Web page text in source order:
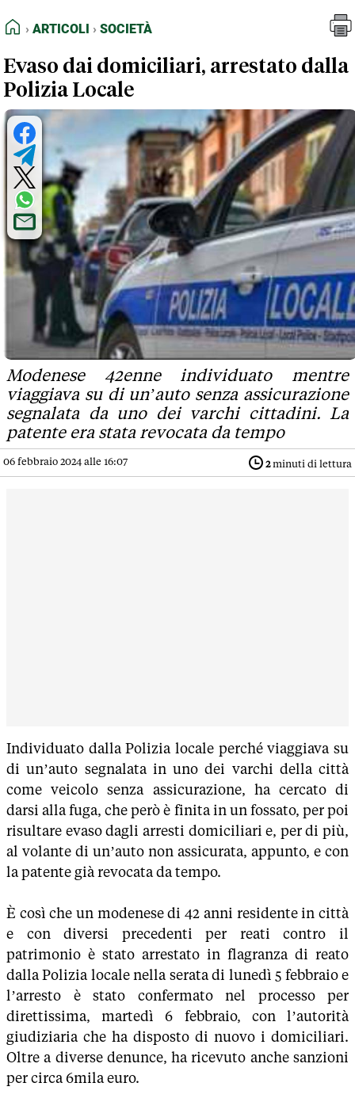
FEED RSS
NORMATIVE DEONTOLOGICHE
TERMINI e CONDIZIONI
HOME
ARTICOLI SOCIETÀ
Evaso dai domiciliari, arrestato dalla
Polizia Locale
Modenese 42enne individuato mentre
viaggiava su di un’auto senza assicurazione
segnalata da uno dei varchi cittadini. La
patente era stata revocata da tempo
06 febbraio 2024 alle 16:07 2minuti di lettura
Individuato dalla Polizia locale perché viaggiava su
di un’auto segnalata in uno dei varchi della città
come veicolo senza assicurazione, ha cercato di
darsi alla fuga, che però è finita in un fossato, per poi
risultare evaso dagli arresti domiciliari e, per di più,
al volante di un’auto non assicurata, appunto, e con
la patente già revocata da tempo.
È così che un modenese di 42 anni residente in città
e con diversi precedenti per reati contro il
patrimonio è stato arrestato in flagranza di reato
dalla Polizia locale nella serata di lunedì 5 febbraio e
l’arresto è stato confermato nel processo per
direttissima, martedì 6 febbraio, con l’autorità
giudiziaria che ha disposto di nuovo i domiciliari.
Oltre a diverse denunce, ha ricevuto anche sanzioni
per circa 6mila euro.